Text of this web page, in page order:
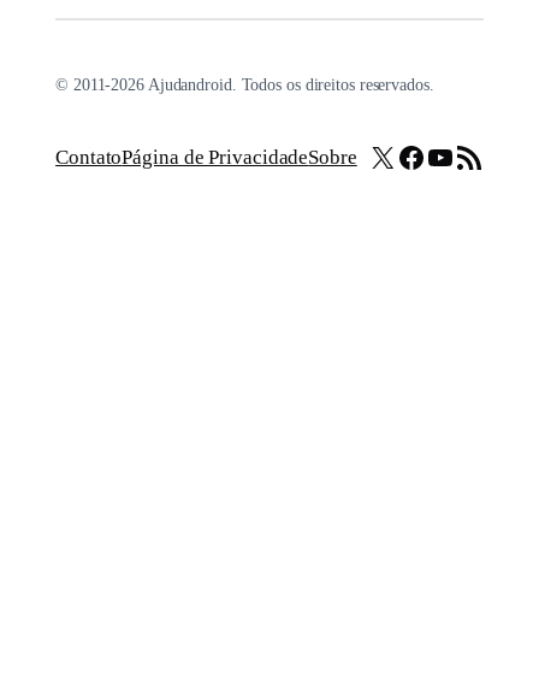
© 2011-2026 Ajudandroid. Todos os direitos reservados.
ContatoPágina de PrivacidadeSobre X Facebook
Youtube
Feed RSS